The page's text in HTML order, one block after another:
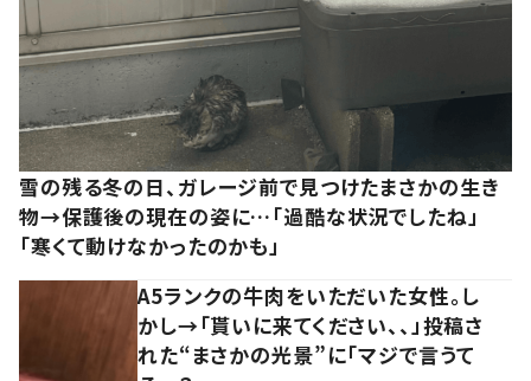
雪の残る冬の日、ガレージ前で見つけたまさかの生き
物→保護後の現在の姿に…「過酷な状況でしたね」
「寒くて動けなかったのかも」
A5ランクの牛肉をいただいた女性。し
かし→「貰いに来てください、、」投稿さ
れた“まさかの光景”に「マジで言うて